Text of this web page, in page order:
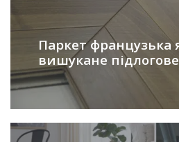
Паркет
вишукане